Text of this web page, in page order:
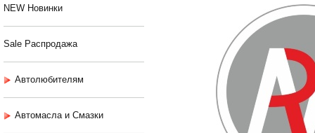
NEW Новинки
Sale Распродажа
Автолюбителям
Автомасла и Смазки